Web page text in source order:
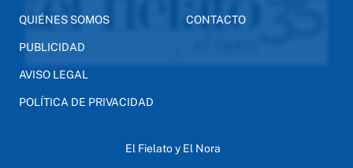
QUIÉNES SOMOS
PUBLICIDAD
AVISO LEGAL
POLÍTICA DE PRIVACIDAD
CONTACTO
El Fielato y El Nora